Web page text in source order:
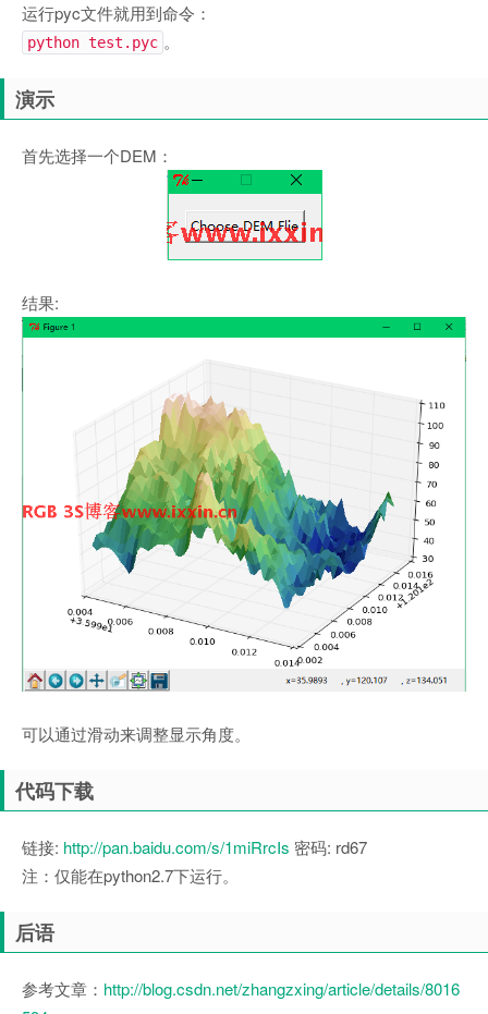
运行pyc文件就用到命令：
python test.pyc 。
演示
首先选择一个DEM：
结果:
可以通过滑动来调整显示角度。
代码下载
链接: http://pan.baidu.com/s/1miRrcIs 密码: rd67
注：仅能在python2.7下运行。
后语
参考文章： http://blog.csdn.net/zhangzxing/article/details/8016